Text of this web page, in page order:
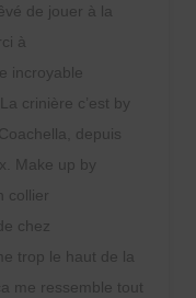
de jouer à la
à
incroyable
La crinière c’est by
depuis
Make up by
collier
chez
trop le haut de la
me ressemble tout